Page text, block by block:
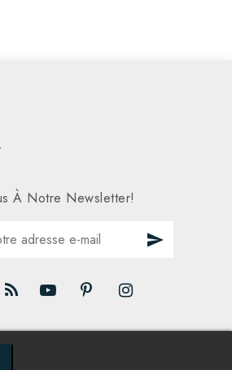
À Notre Newsletter!